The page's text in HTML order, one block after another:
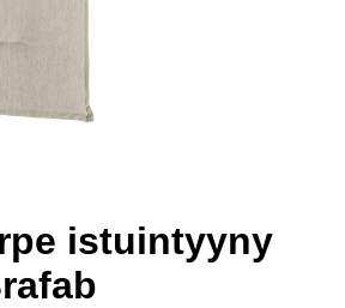
istuintyyny